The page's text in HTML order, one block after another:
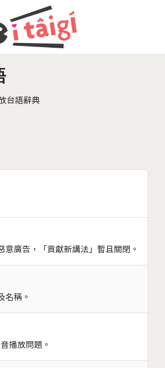
台語辭典
意廣告，「貢獻新講法」暫且關閉。
名稱。
播放問題。